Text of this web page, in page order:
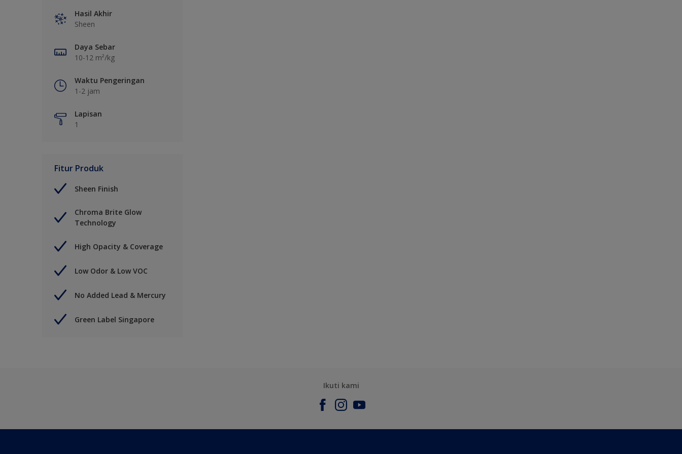
Hasil Akhir
Sheen
Daya Sebar
10-12 m²/kg
Waktu Pengeringan
1-2 jam
Lapisan
1
Fitur Produk
Sheen Finish
Chroma Brite Glow
Technology
High Opacity & Coverage
Low Odor & Low VOC
No Added Lead & Mercury
Green Label Singapore
Ikuti kami